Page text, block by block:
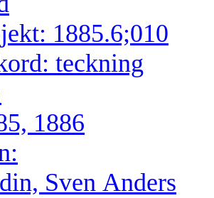
1885.6;010
teckning
1886
Sven Anders